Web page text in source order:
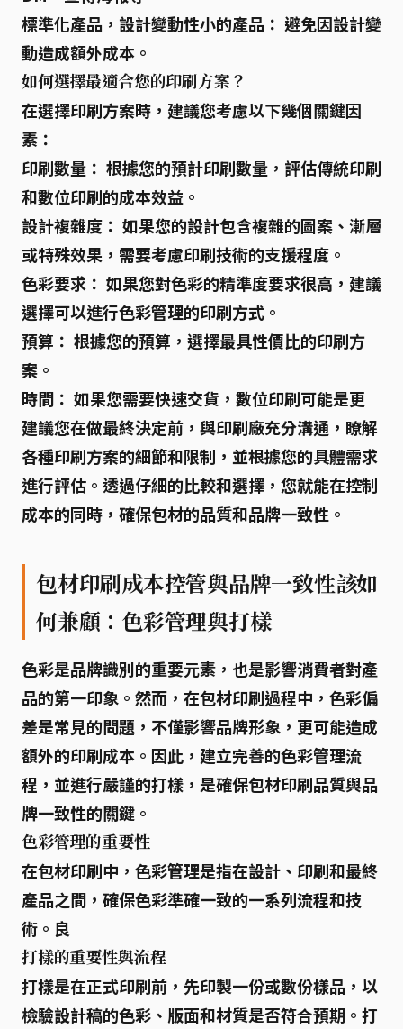
標準化產品，設計變動性小的產品： 避免因設計變
動造成額外成本。
如何選擇最適合您的印刷方案？
在選擇印刷方案時，建議您考慮以下幾個關鍵因
素：
印刷數量： 根據您的預計印刷數量，評估傳統印刷
和數位印刷的成本效益。
設計複雜度： 如果您的設計包含複雜的圖案、漸層
或特殊效果，需要考慮印刷技術的支援程度。
色彩要求： 如果您對色彩的精準度要求很高，建議
選擇可以進行色彩管理的印刷方式。
預算： 根據您的預算，選擇最具性價比的印刷方
案。
時間： 如果您需要快速交貨，數位印刷可能是更
建議您在做最終決定前，與印刷廠充分溝通，瞭解
各種印刷方案的細節和限制，並根據您的具體需求
進行評估。透過仔細的比較和選擇，您就能在控制
成本的同時，確保包材的品質和品牌一致性。
包材印刷成本控管與品牌一致性該如
何兼顧：色彩管理與打樣
色彩是品牌識別的重要元素，也是影響消費者對產
品的第一印象。然而，在包材印刷過程中，色彩偏
差是常見的問題，不僅影響品牌形象，更可能造成
額外的印刷成本。因此，建立完善的色彩管理流
程，並進行嚴謹的打樣，是確保包材印刷品質與品
牌一致性的關鍵。
色彩管理的重要性
在包材印刷中，色彩管理是指在設計、印刷和最終
產品之間， 確保色彩準確一致的一系列流程和技
術。良
打樣的重要性與流程
打樣是在正式印刷前，先印製一份或數份樣品，以
檢驗設計稿的色彩、版面和材質是否符合預期。打